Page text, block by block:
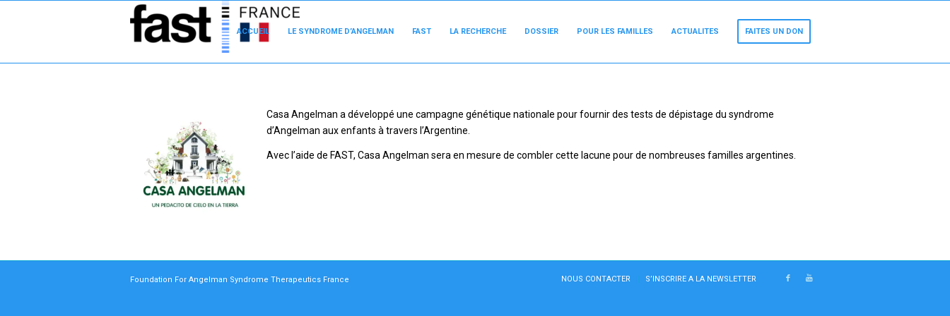
ACCUEIL LE SYNDROME D’ANGELMAN FAST LA RECHERCHE DOSSIER POUR LES FAMILLES ACTUALITES FAITES UN DON
Casa Angelman a développé une campagne génétique nationale pour fournir des tests de dépistage du syndrome
d’Angelman aux enfants à travers l’Argentine.
Avec l’aide de FAST, Casa Angelman sera en mesure de combler cette lacune pour de nombreuses familles argentines.
Foundation For Angelman Syndrome Therapeutics France NOUS CONTACTER S’INSCRIRE A LA NEWSLETTER